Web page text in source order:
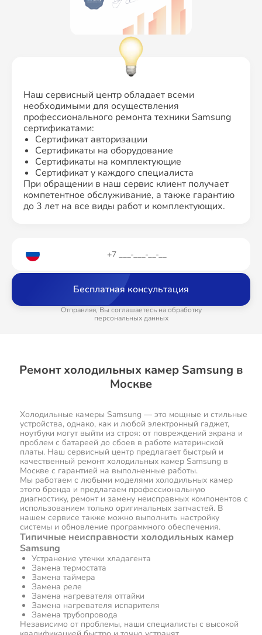
Наш сервисный центр обладает всеми
необходимыми для осуществления
профессионального ремонта техники Samsung
сертификатами:
Сертификат авторизации
Сертификаты на оборудование
Сертификаты на комплектующие
Сертификат у каждого специалиста
При обращении в наш сервис клиент получает
компетентное обслуживание, а также гарантию
до 3 лет на все виды работ и комплектующих.
Бесплатная консультация
Отправляя, Вы соглашаетесь на обработку
персональных данных
Ремонт холодильных камер Samsung в
Москве
Холодильные камеры Samsung — это мощные и стильные
устройства, однако, как и любой электронный гаджет,
ноутбуки могут выйти из строя: от повреждений экрана и
проблем с батареей до сбоев в работе материнской
платы. Наш сервисный центр предлагает быстрый и
качественный ремонт холодильных камер Samsung в
Москве с гарантией на выполненные работы.
Мы работаем с любыми моделями холодильных камер
этого бренда и предлагаем профессиональную
диагностику, ремонт и замену неисправных компонентов с
использованием только оригинальных запчастей. В
нашем сервисе также можно выполнить настройку
системы и обновление программного обеспечения.
Типичные неисправности холодильных камер
Samsung
Устранение утечки хладагента
Замена термостата
Замена таймера
Замена реле
Замена нагревателя оттайки
Замена нагревателя испарителя
Замена трубопровода
Независимо от проблемы, наши специалисты с высокой